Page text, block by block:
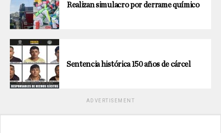
Realizan simulacro por derrame químico
Sentencia histórica 150 años de cárcel
ADVERTISEMENT